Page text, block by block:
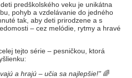
predškolského veku je unikátna
pohyb a vzdelávanie do jedného
tak, aby deti prirodzene a s
– cez melódie, rytmy a hravé
tejto série – pesničkou, ktorá
a hrajú – učia sa najlepšie!"🌈